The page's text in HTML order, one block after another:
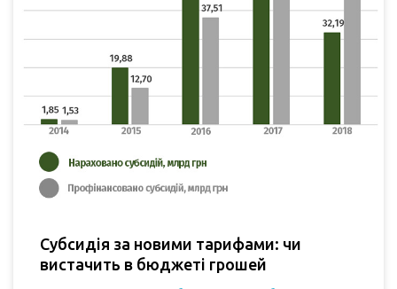
Субсидія за новими тарифами: чи
вистачить в бюджеті грошей